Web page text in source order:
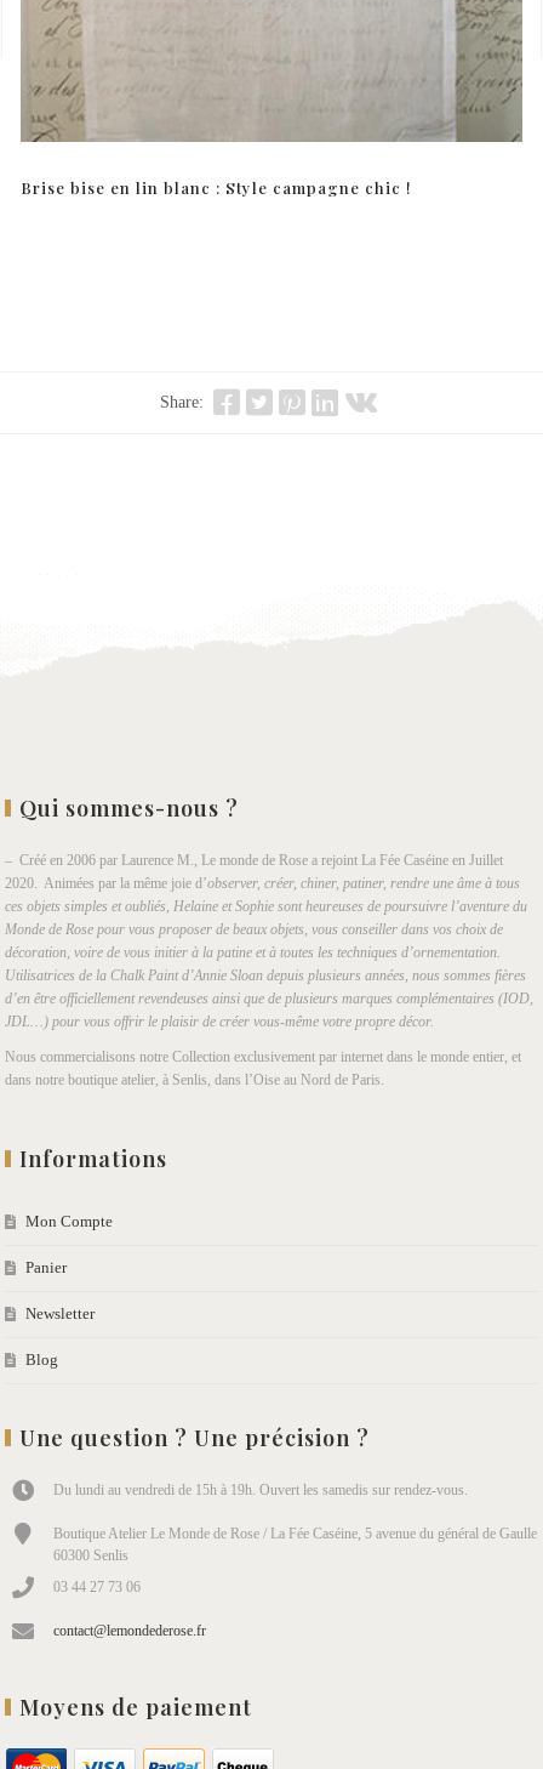
Brise bise en lin blanc : Style campagne chic !
Share:
Qui sommes-nous ?
– Créé en 2006 par Laurence M., Le monde de Rose a rejoint La Fée Caséine en Juillet
2020. Animées par la même joie d’observer, créer, chiner, patiner, rendre une âme à tous
ces objets simples et oubliés, Helaine et Sophie sont heureuses de poursuivre l’aventure du
Monde de Rose pour vous proposer de beaux objets, vous conseiller dans vos choix de
décoration, voire de vous initier à la patine et à toutes les techniques d’ornementation.
Utilisatrices de la Chalk Paint d’Annie Sloan depuis plusieurs années, nous sommes fières
d’en être officiellement revendeuses ainsi que de plusieurs marques complémentaires (IOD,
JDL…) pour vous offrir le plaisir de créer vous-même votre propre décor.
Nous commercialisons notre Collection exclusivement par internet dans le monde entier, et
dans notre boutique atelier, à Senlis, dans l’Oise au Nord de Paris.
Informations
Mon Compte
Panier
Newsletter
Blog
Une question ? Une précision ?
Du lundi au vendredi de 15h à 19h. Ouvert les samedis sur rendez-vous.
Boutique Atelier Le Monde de Rose / La Fée Caséine, 5 avenue du général de Gaulle
60300 Senlis
03 44 27 73 06
contact@lemondederose.fr
Moyens de paiement